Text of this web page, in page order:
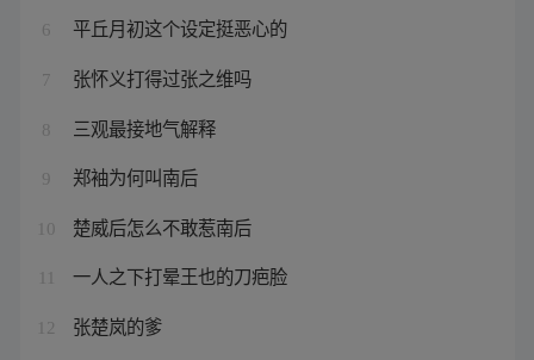
6 平丘月初这个设定挺恶心的
7 张怀义打得过张之维吗
8 三观最接地气解释
9 郑袖为何叫南后
10 楚威后怎么不敢惹南后
一人之下打晕王也的刀疤脸
12 张楚岚的爹